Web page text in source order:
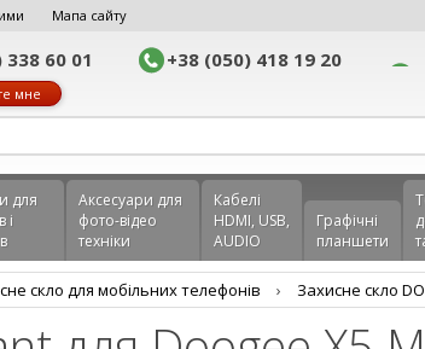
Мапа сайту
338 60 01 +38 (050) 418 19 20
мне
для
і
Аксесуари для
фото-відео
техніки
Кабелі
HDMI, USB,
AUDIO
Графічні
планшети
скло для мобільних телефонів › Захисне скло